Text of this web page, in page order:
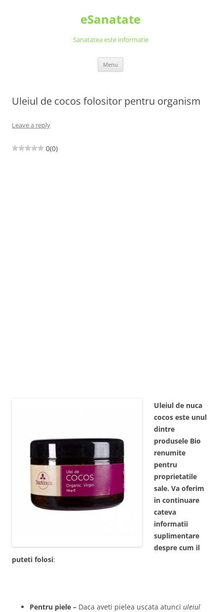
eSanatate
Sanatatea este informatie
Menu
Uleiul de cocos folositor pentru organism
Leave a reply
0(0)
Uleiul de nuca
cocos este unul
dintre
produsele Bio
renumite
pentru
proprietatile
sale. Va oferim
in continuare
cateva
informatii
suplimentare
despre cum il
puteti folosi:
Pentru piele – Daca aveti pielea uscata atunci uleiul